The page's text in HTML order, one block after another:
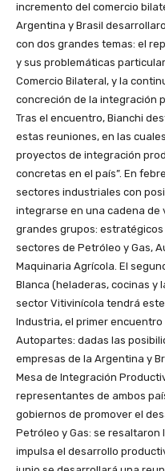
incremento del comercio
Argentina y Brasil
con dos grandes temas: el
y sus problemáticas
Comercio Bilateral, y la
concreción de la integración
Tras el encuentro, Bianchi
estas reuniones, en las
proyectos de integración
concretas en el país”. En
sectores industriales con
integrarse en una cadena de
grandes grupos: estratégicos
sectores de Petróleo y Gas,
Maquinaria Agrícola. El
Blanca (heladeras, cocinas y
sector Vitivinícola tendrá
Industria, el primer
Autopartes: dadas las
empresas de la Argentina y
Mesa de Integración
representantes de ambos
gobiernos de promover el
Petróleo y Gas: se
impulsa el desarrollo